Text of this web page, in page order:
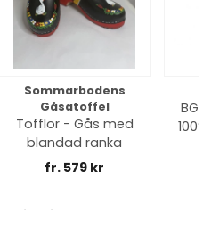
Sommarbodens
Gåsatoffel
Tofflor - Gås med
blandad ranka
fr. 579 kr